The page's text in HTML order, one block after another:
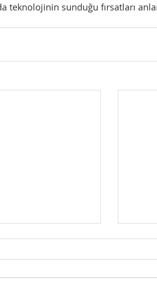
teknolojinin sunduğu fırsatları